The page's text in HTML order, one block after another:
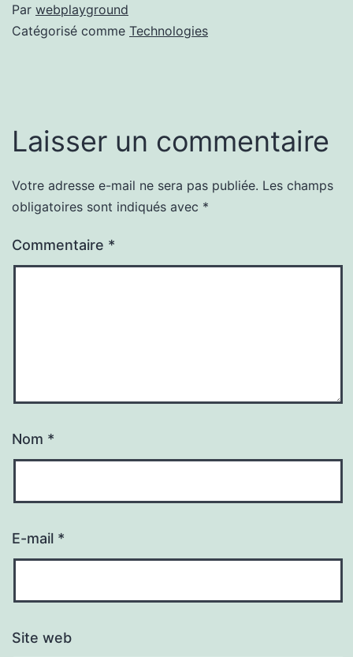
Par webplayground
Catégorisé comme Technologies
Laisser un commentaire
Votre adresse e-mail ne sera pas publiée. Les champs
obligatoires sont indiqués avec *
Commentaire *
Nom *
E-mail *
Site web